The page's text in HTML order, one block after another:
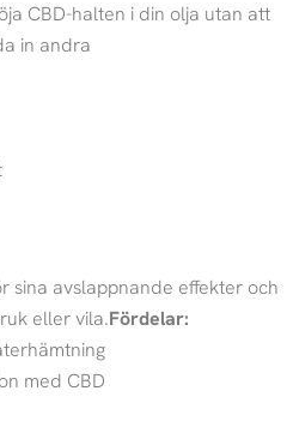
CBD-halten i din olja utan att
in andra
sina avslappnande effekter och
eller vila.Fördelar:
med CBD